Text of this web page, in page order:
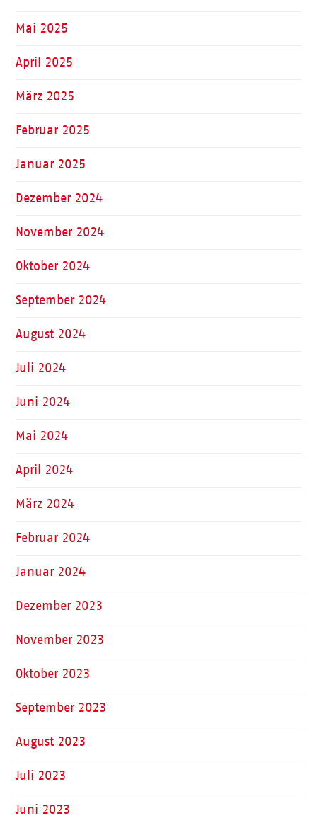
Mai 2025
April 2025
März 2025
Februar 2025
Januar 2025
Dezember 2024
November 2024
Oktober 2024
September 2024
August 2024
Juli 2024
Juni 2024
Mai 2024
April 2024
März 2024
Februar 2024
Januar 2024
Dezember 2023
November 2023
Oktober 2023
September 2023
August 2023
Juli 2023
Juni 2023